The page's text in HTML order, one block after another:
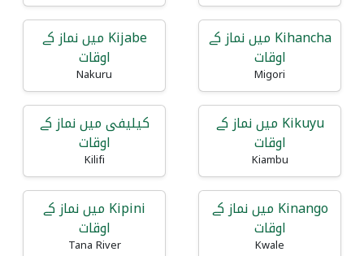
Kihancha میں نماز کے
اوقات
Migori
Kijabe میں نماز کے
اوقات
Nakuru
Kikuyu میں نماز کے
اوقات
Kiambu
کیلیفی میں نماز کے
اوقات
Kilifi
Kinango میں نماز کے
اوقات
Kwale
Kipini میں نماز کے
اوقات
Tana River